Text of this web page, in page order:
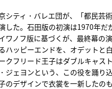
シティ・バレエ団が、「都民芸
した。石田版の初演は1970年
ワノフ版に基づくが、最終幕の
ハッピーエンドを、オデットと
クフリード王子はダブルキャス
ジェヨンという、この役を踊り
のデザインで衣裳を一新したの